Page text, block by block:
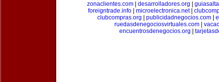
zonaclientes.com| desarrolladores.org
foreigntrade.info
microelectronica.net|
clubcompras.org
publicidadnegocios.com
ruedasdenegociosvirtuales.com|
encuentrosdenegocios.org